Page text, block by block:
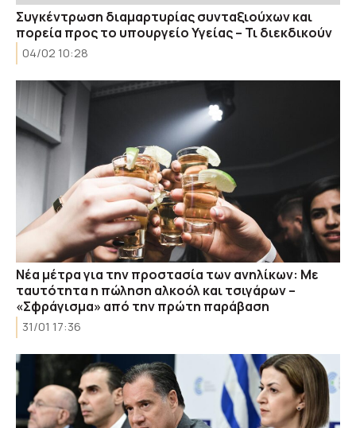
Συγκέντρωση διαμαρτυρίας συνταξιούχων και
πορεία προς το υπουργείο Υγείας – Τι διεκδικούν
04/02 10:28
Νέα μέτρα για την προστασία των ανηλίκων: Με
ταυτότητα η πώληση αλκοόλ και τσιγάρων –
«Σφράγισμα» από την πρώτη παράβαση
31/01 17:36